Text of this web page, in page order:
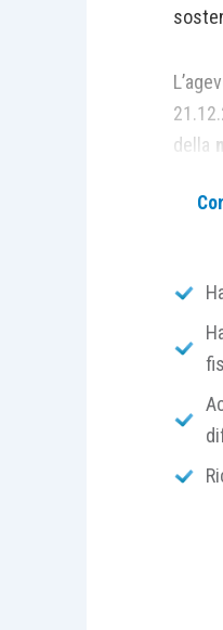
della
dei
Ma
uno